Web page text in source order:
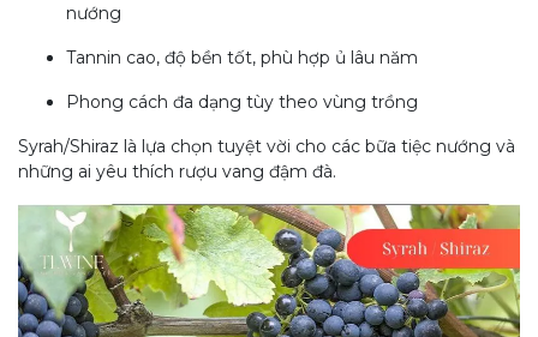
nướng
Tannin cao, độ bền tốt, phù hợp ủ lâu năm
Phong cách đa dạng tùy theo vùng trồng
Syrah/Shiraz là lựa chọn tuyệt vời cho các bữa tiệc nướng và
những ai yêu thích rượu vang đậm đà.